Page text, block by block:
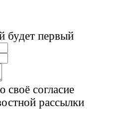
будет первый
согласие
рассылки